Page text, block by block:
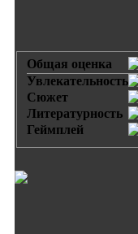
Общая оценка
Увлекательность
Сюжет
Литературность
Геймплей